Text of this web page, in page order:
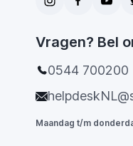
Vragen? Bel
0544 700200
Maandag t/m